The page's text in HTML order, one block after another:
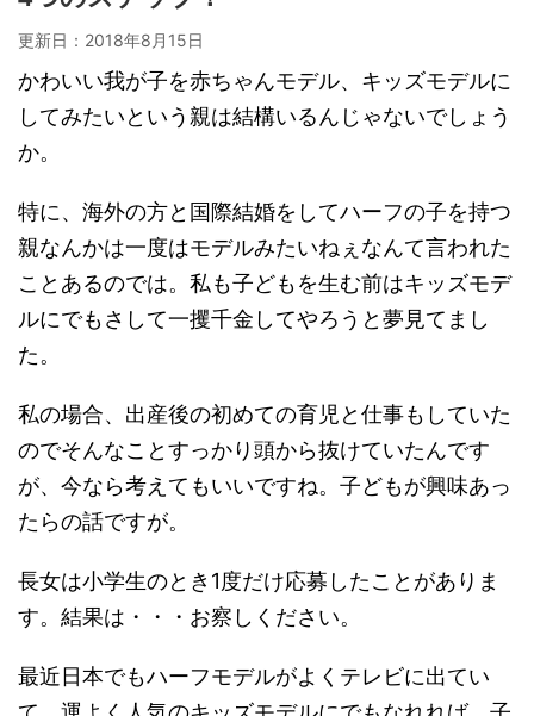
更新日： 2018年8月15日
かわいい我が子を赤ちゃんモデル、キッズモデルに
してみたいという親は結構いるんじゃないでしょう
か。
特に、海外の方と国際結婚をしてハーフの子を持つ
親なんかは一度はモデルみたいねぇなんて言われた
ことあるのでは。私も子どもを生む前はキッズモデ
ルにでもさして一攫千金してやろうと夢見てまし
た。
私の場合、出産後の初めての育児と仕事もしていた
のでそんなことすっかり頭から抜けていたんです
が、今なら考えてもいいですね。子どもが興味あっ
たらの話ですが。
長女は小学生のとき1度だけ応募したことがありま
す。結果は・・・お察しください。
最近日本でもハーフモデルがよくテレビに出てい